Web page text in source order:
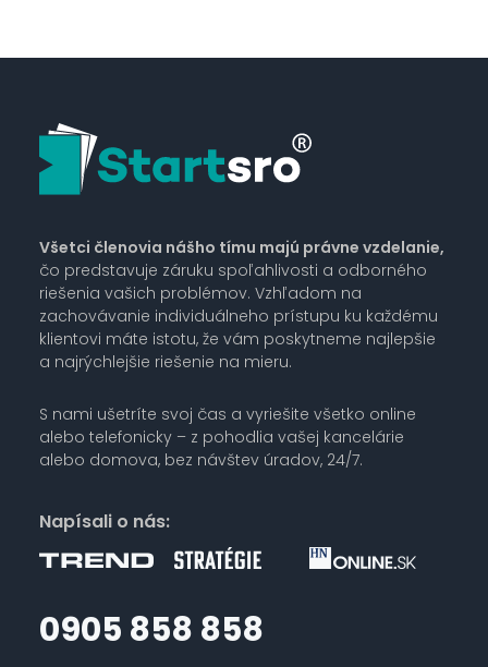
Všetci členovia nášho tímu majú právne vzdelanie,
čo predstavuje záruku spoľahlivosti a odborného
riešenia vašich problémov. Vzhľadom na
zachovávanie individuálneho prístupu ku každému
klientovi máte istotu, že vám poskytneme najlepšie
a najrýchlejšie riešenie na mieru.
S nami ušetríte svoj čas a vyriešite všetko online
alebo telefonicky – z pohodlia vašej kancelárie
alebo domova, bez návštev úradov, 24/7.
Napísali o nás:
0905 858 858